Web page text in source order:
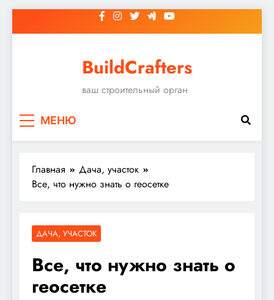
к
BuildCrafters
ваш строительный орган
МЕНЮ
Главная
Дача, участок
Все, что нужно знать о геосетке
ДАЧА, УЧАСТОК
Все, что нужно знать о
геосетке